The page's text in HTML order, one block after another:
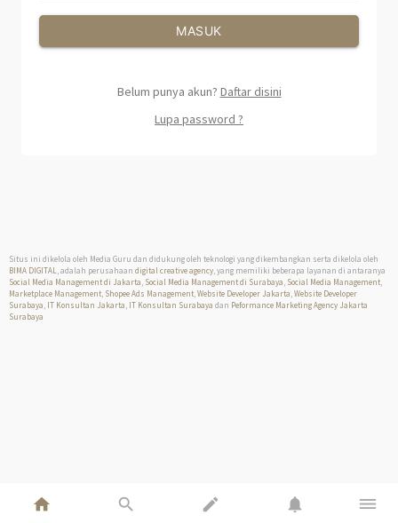
home search edit notifications dehaze
MASUK
Belum punya akun? Daftar disini
Lupa password ?
Situs ini dikelola oleh Media Guru dan didukung oleh teknologi yang dikembangkan serta dikelola oleh
BIMA DIGITAL
, adalah perusahaan digital creative agency , yang memiliki beberapa layanan di antaranya
Social Media Management di Jakarta Social Media Management di Surabaya Social Media Management
Marketplace Management Shopee Ads Management Website Developer Jakarta Website Developer
Surabaya IT Konsultan Jakarta IT Konsultan Surabaya dan Peformance Marketing Agency Jakarta
Surabaya